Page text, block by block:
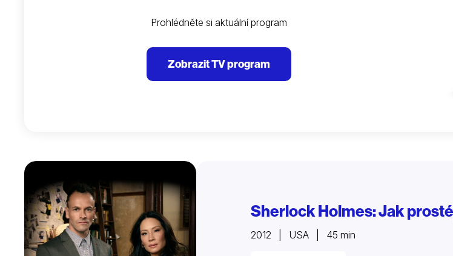
Prohlédněte si aktuální program
Zobrazit TV program
Sherlock Holmes: Jak prosté
2012 | USA | 45 min